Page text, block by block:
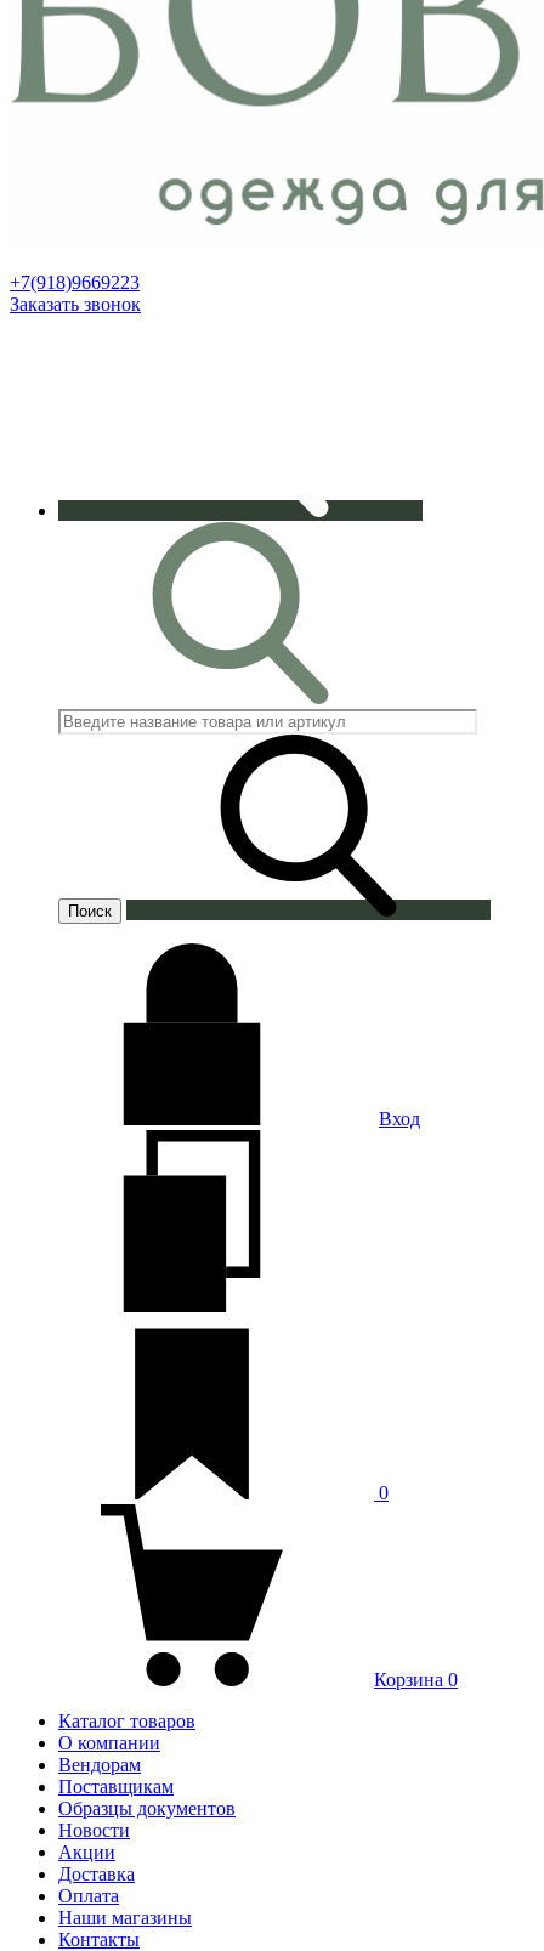
+7(918)9669223
Заказать звонок
Вход
0
Корзина 0
Каталог товаров
О компании
Вендорам
Поставщикам
Образцы документов
Новости
Акции
Доставка
Оплата
Наши магазины
Контакты